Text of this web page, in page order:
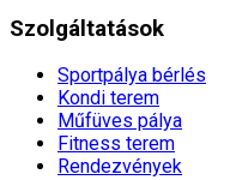
Szolgáltatások
Sportpálya bérlés
Kondi terem
Műfüves pálya
Fitness terem
Rendezvények